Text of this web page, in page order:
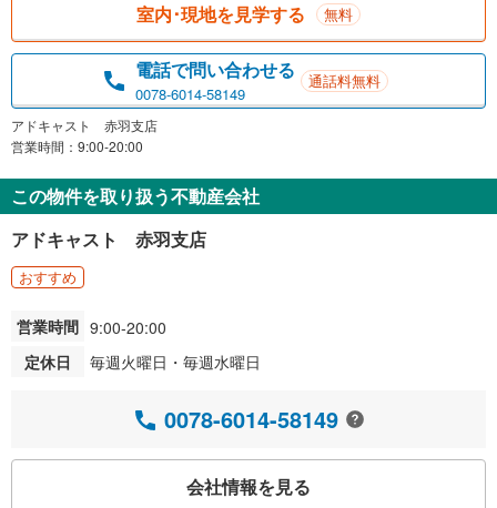
室内･現地を見学する 無料
電話で問い合わせる
0078-6014-58149
通話料無料
アドキャスト 赤羽支店
営業時間：9:00-20:00
この物件を取り扱う不動産会社
アドキャスト 赤羽支店
おすすめ
営業時間 9:00-20:00
定休日
毎週火曜日・毎週水曜日
0078-6014-58149
会社情報を見る